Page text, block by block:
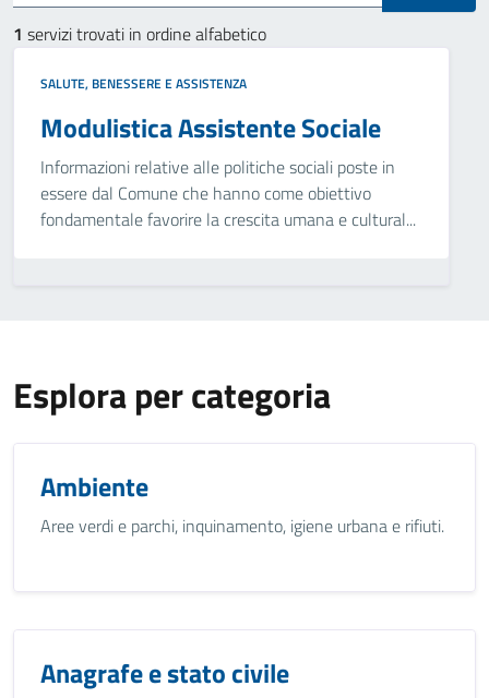
1 servizi trovati in ordine alfabetico
SALUTE, BENESSERE E ASSISTENZA
Modulistica Assistente Sociale
Informazioni relative alle politiche sociali poste in
essere dal Comune che hanno come obiettivo
fondamentale favorire la crescita umana e cultural...
Esplora per categoria
Ambiente
Aree verdi e parchi, inquinamento, igiene urbana e rifiuti.
Anagrafe e stato civile